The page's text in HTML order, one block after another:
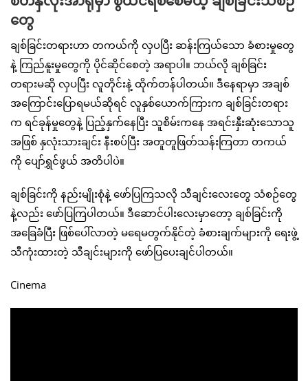
တွေ
ချစ်ခြင်းတရားဟာ တကယ်ကို လှပပြီး ဆန်းကြယ်သော ခံစားမှုတွေ
နဲ့ ကြည်နူးမှုတွေကို ပိုင်ဆိုင်စေတဲ့ အရာပါ။ ဘယ်လို ချစ်ခြင်း
တရားမဆို လှပပြီး လူတိုင်းနဲ့ ထိုက်တန်ပါတယ်။ ဒီနေရာမှာ အချစ်
အကြောင်းပြောရမယ်ဆိုရင် လူနှစ်ယောက်ကြားက ချစ်ခြင်းတရား
က ရင်ခုန်မှုတွေနဲ့ ပြည့်နှက်နေပြီး သူစိမ်းကနေ အရင်းနှီးဆုံးသောသူ
အဖြစ် နှလုံးသားချင်း နီးစပ်ပြီး အတူတူဖြတ်သန်းကြတာ တကယ်
ကို ပျော်ရွှင်ဖွယ် အတိပါပဲ။
ချစ်ခြင်းကို နည်းမျိုးစုံနဲ့ ဖော်ပြကြသလို သီချင်းလေးတွေ သံစဉ်တွေ
နဲ့လည်း ဖော်ပြကြပါတယ်။ ဒီဆောင်ပါးလေးမှာတော့ ချစ်ခြင်းကို
အခြေခံပြီး ဖြစ်ပေါ်လာတဲ့ မရေမတွက်နိုင်တဲ့ ခံစားချက်များကို ရေးဖွဲ့
သီကုံးထားတဲ့ သီချင်းများကို ဖော်ပြပေးချင်ပါတယ်။
Cinema